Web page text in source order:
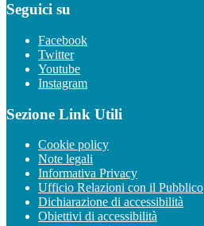
Seguici su
Facebook
Twitter
Youtube
Instagram
Sezione Link Utili
Cookie policy
Note legali
Informativa Privacy
Ufficio Relazioni con il Pubblico
Dichiarazione di accessibilità
Obiettivi di accessibilità